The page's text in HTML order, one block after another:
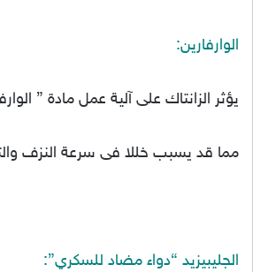
الوارفارين:
يؤثر الزانتاك على آلية عمل مادة ”
مما قد يسبب خللا فى سرعة النزف
الجليبيزيد “دواء مضاد للسكري”: